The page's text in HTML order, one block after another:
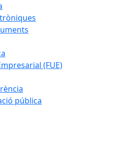
(FUE)
pública